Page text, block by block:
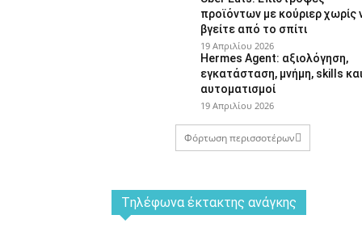
προϊόντων με κούριερ χωρίς
βγείτε από το σπίτι
19 Απριλίου 2026
Hermes Agent: αξιολόγηση,
εγκατάσταση, μνήμη, skills
αυτοματισμοί
19 Απριλίου 2026
Φόρτωση περισσοτέρων
Tηλέφωνα έκτακτης ανάγκης